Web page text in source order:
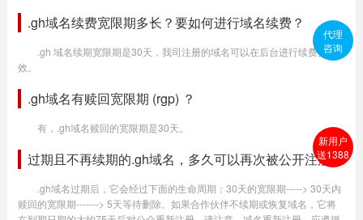
.gh域名续费宽限期多长？要如何进行域名续费？
.gh 域名续期宽限期是30天，我司注册的域名可以在后台进行续费生
效。
.gh域名有赎回宽限期 (rgp) ？
有，.gh域名赎回的宽限期是30天。
过期且不再续期的.gh域名，多久可以再次被公开注册？
.gh域名过期后，它会经过下面的生命周期：30天的宽限期-----> 30天内
赎回的宽限期-------> 5天等待删除。如果合作伙伴不续期或恢复域名，它将
代理
咨询
新用户
送1388